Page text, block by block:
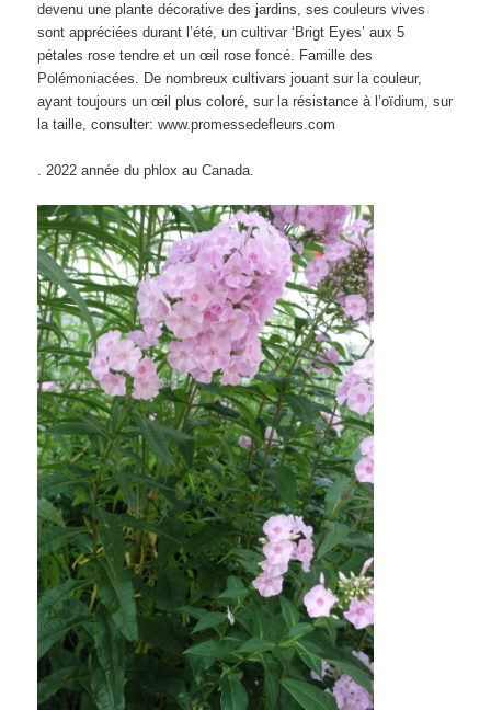
devenu une plante décorative des jardins, ses couleurs vives
sont appréciées durant l’été, un cultivar ‘Brigt Eyes’ aux 5
pétales rose tendre et un œil rose foncé. Famille des
Polémoniacées. De nombreux cultivars jouant sur la couleur,
ayant toujours un œil plus coloré, sur la résistance à l’oïdium, sur
la taille, consulter: www.promessedefleurs.com
. 2022 année du phlox au Canada.